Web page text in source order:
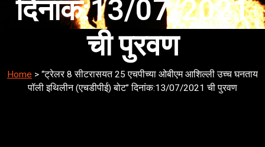
दिनांक:13/07/2021
ची पुरवण
Home > “ट्रेलर 8 सीटरासयत 25 एचपीच्या ओबीएम आशिल्ली उच्च घनताय
पॉली इथिलीन (एचडीपीई) बोट” दिनांक:13/07/2021 ची पुरवण